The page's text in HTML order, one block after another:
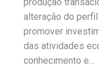
alteração do
promover
das atividades
conhecimento e…